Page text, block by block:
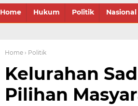
Home Hukum Politik Nasional
Home › Politik
Kelurahan
Pilihan